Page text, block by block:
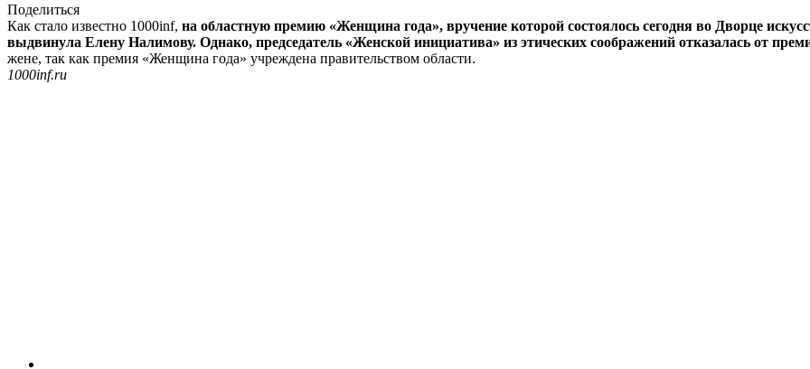
Поделиться
Как стало известно 1000inf, на областную премию «Женщина года», вручение которой состоялось сегодня во Дворце
выдвинула Елену Налимову. Однако, председатель «Женской инициатива» из этических соображений отказалась от
жене, так как премия «Женщина года» учреждена правительством области.
1000inf.ru